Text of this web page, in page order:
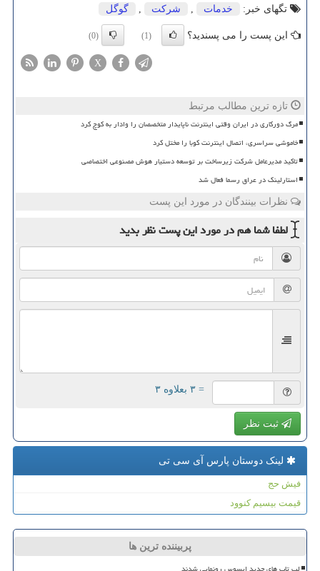
تگهای خبر:
خدمات , شركت , گوگل
این پست را می پسندید؟ (1)
(0)
X
تازه ترین مطالب مرتبط
مرگ دورکاری در ایران وقتی اینترنت ناپایدار متخصصان را وادار به کوچ کرد
خاموشی سراسری، اتصال اینترنت کوبا را مختل کرد
تاکید مدیرعامل شرکت زیرساخت بر توسعه دستیار هوش مصنوعی اختصاصی
استارلینک در عراق رسما فعال شد
نظرات بینندگان در مورد این پست
لطفا شما همدر مورد این پستنظر بدید
= ۳ بعلاوه ۳
ثبت نظر
لینک دوستان پارس آی سی تی
فیش حج
قیمت بیسیم کنوود
پربیننده ترین ها